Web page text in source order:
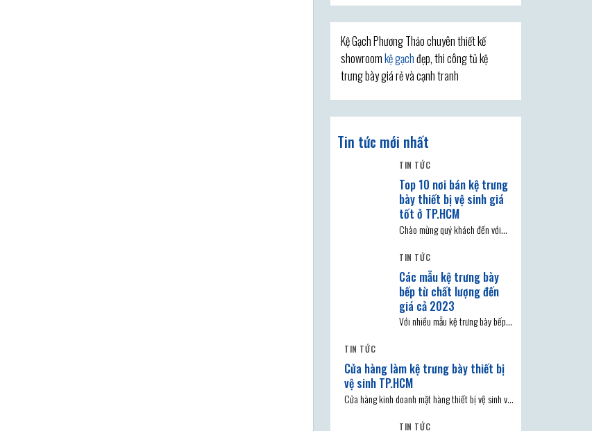
Kệ Gạch Phương Thảo chuyên thiết kế
showroomkệ gạchđẹp, thi công tủ kệ
trưng bày giá rẻ và cạnh tranh
Tin tức mới nhất
TIN TỨC
Top 10 nơi bán kệ trưng
bày thiết bị vệ sinh giá
tốt ở TP.HCM
Chào mừng quý khách đến với
bày
TIN TỨC
Các mẫu kệ trưng bày
bếp từ chất lượng đến
giá cả 2023
Với nhiều mẫu kệ trưng bày bếp
TIN TỨC
Cửa hàng làm kệ trưng bày thiết bị
vệ sinh TP.HCM
Cửa hàng kinh doanh mặt hàng thiết bị vệ sinh và
TIN TỨC